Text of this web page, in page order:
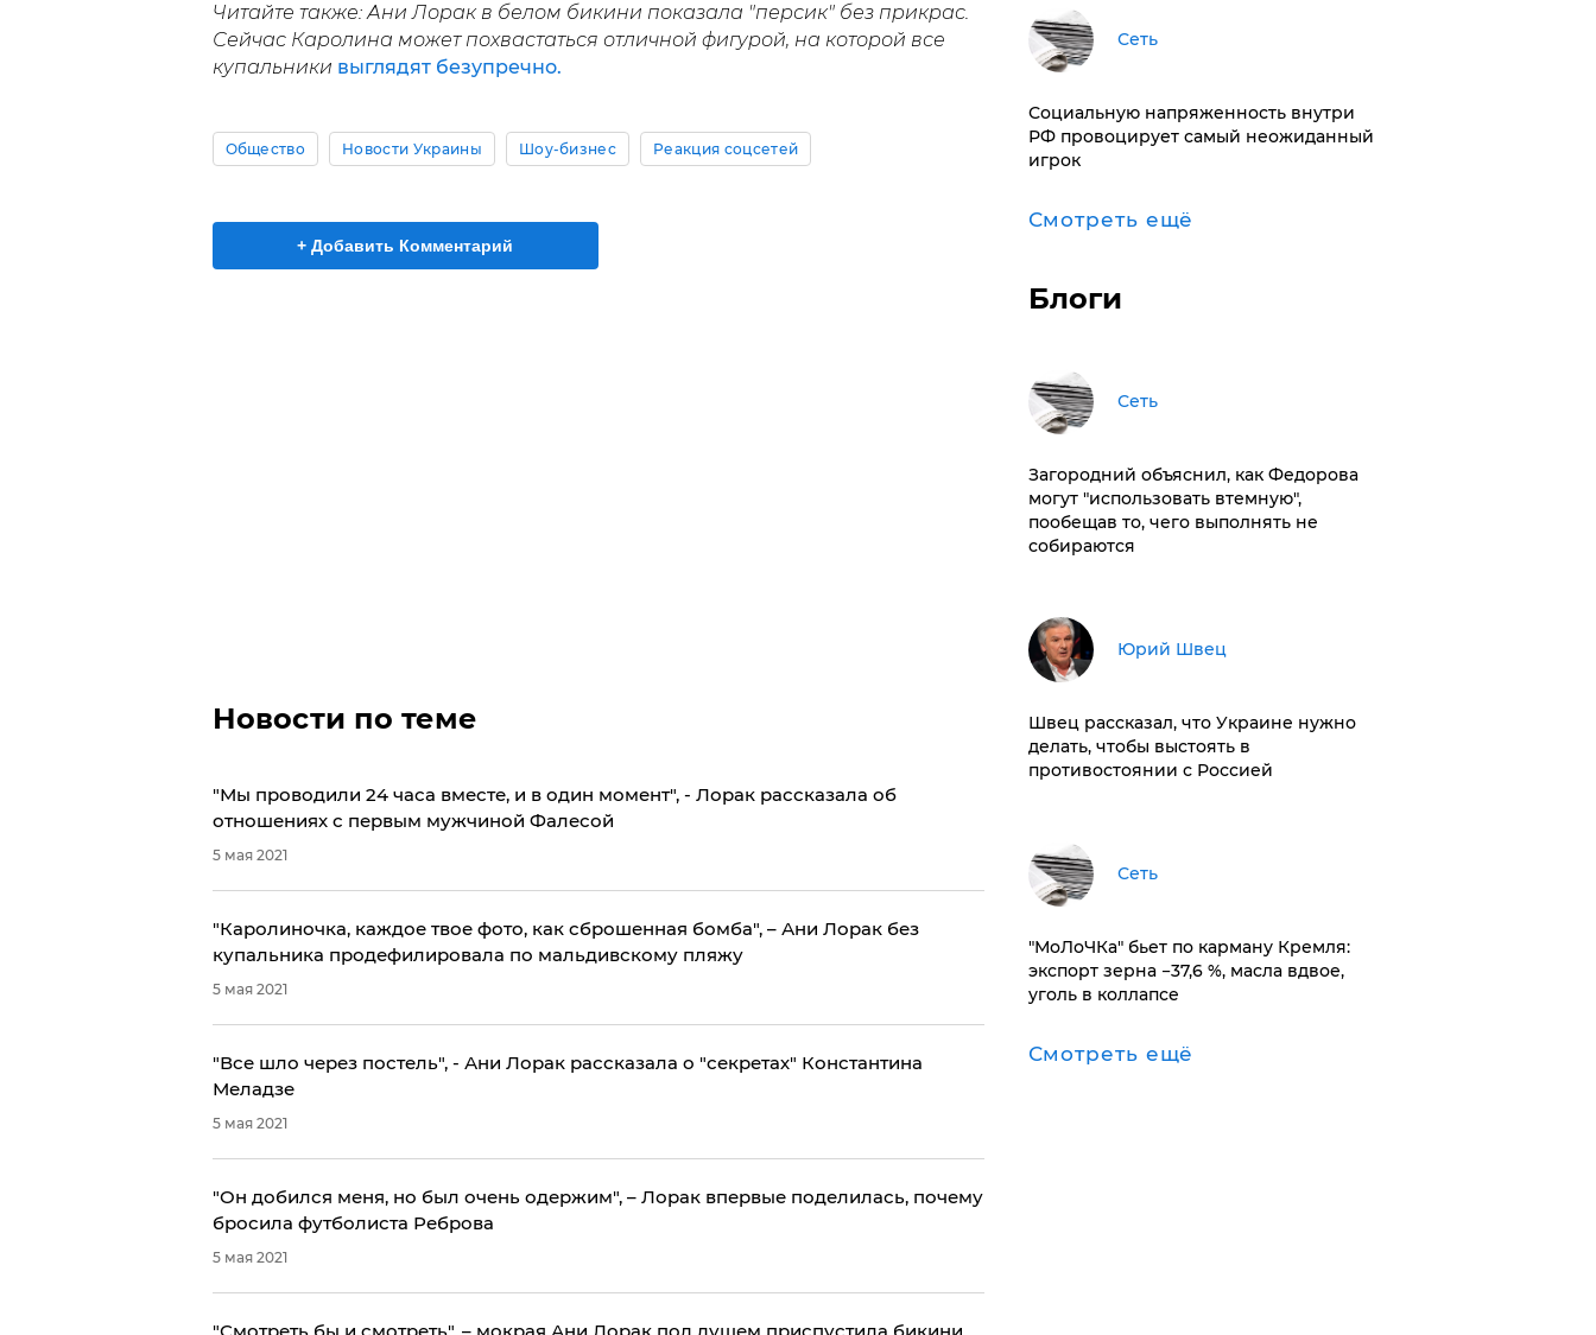
Читайте также: Ани Лорак в белом бикини показала "персик" без прикрас.
Сейчас Каролина может похвастаться отличной фигурой, на которой все
купальники выглядят безупречно.
Общество Новости Украины Шоу-бизнес Реакция соцсетей
+ Добавить Комментарий
Новости по теме
"Мы проводили 24 часа вместе, и в один момент", - Лорак рассказала об
отношениях с первым мужчиной Фалесой
5 мая 2021
"Каролиночка, каждое твое фото, как сброшенная бомба", – Ани Лорак без
купальника продефилировала по мальдивскому пляжу
5 мая 2021
"Все шло через постель", - Ани Лорак рассказала о "секретах" Константина
Меладзе
5 мая 2021
"Он добился меня, но был очень одержим", – Лорак впервые поделилась, почему
бросила футболиста Реброва
5 мая 2021
Сеть
Социальную напряженность внутри
РФ провоцирует самый неожиданный
игрок
Смотреть ещё
Блоги
Сеть
Загородний объяснил, как Федорова
могут "использовать втемную",
пообещав то, чего выполнять не
собираются
Юрий Швец
Швец рассказал, что Украине нужно
делать, чтобы выстоять в
противостоянии с Россией
Сеть
​"МоЛоЧКа" бьет по карману Кремля:
экспорт зерна −37,6 %, масла вдвое,
уголь в коллапсе
Смотреть ещё